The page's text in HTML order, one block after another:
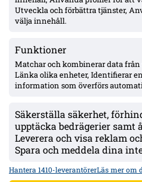
Utveckla och förbättra tjänster,
välja innehåll.
Funktioner
Matchar och kombinerar data från
Länka olika enheter, Identifierar
information som överförs
Säkerställa säkerhet,
upptäcka bedrägerier samt
Leverera och visa reklam
Spara och meddela dina
Hantera 1410-leverantörerLäs mer om
ÖVERSIKT
Nyheter & Reportage
Spelarbetyg
KONTAKT
kontakt@bollsvenskan.se
redaktionen@bollsvenskan.se
jobb@bollsvenskan.se
ÖVRIGT